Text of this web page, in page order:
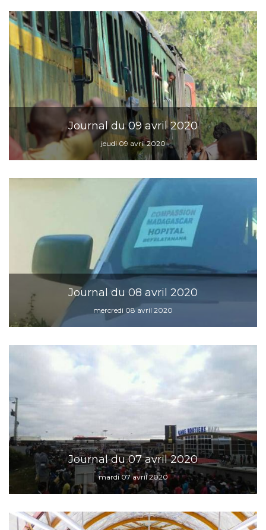
Journal du 09 avril 2020
jeudi 09 avril 2020
Journal du 08 avril 2020
mercredi 08 avril 2020
Journal du 07 avril 2020
mardi 07 avril 2020